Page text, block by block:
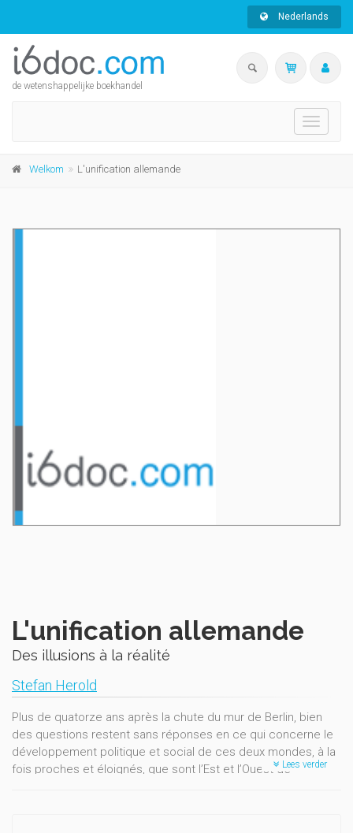
Nederlands
de wetenshappelijke boekhandel
Toggle
Welkom L'unification allemande
L'unification allemande
Des illusions à la réalité
Stefan Herold
Plus de quatorze ans après la chute du mur de Berlin, bien
des questions restent sans réponses en ce qui concerne le
développement politique et social de ces deux mondes, à la
fois proches et éloignés, que sont l’Est et l’Ouest deLees verder